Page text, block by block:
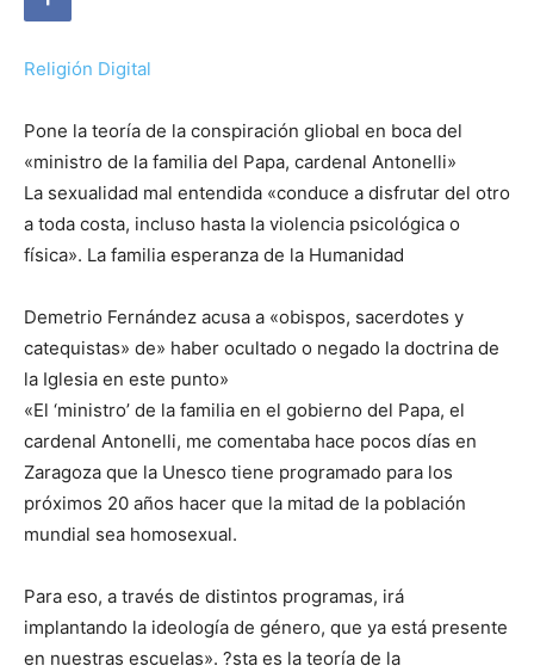
Religión Digital
Pone la teoría de la conspiración gliobal en boca del
«ministro de la familia del Papa, cardenal Antonelli»
La sexualidad mal entendida «conduce a disfrutar del otro
a toda costa, incluso hasta la violencia psicológica o
física». La familia esperanza de la Humanidad
Demetrio Fernández acusa a «obispos, sacerdotes y
catequistas» de» haber ocultado o negado la doctrina de
la Iglesia en este punto»
«El ‘ministro’ de la familia en el gobierno del Papa, el
cardenal Antonelli, me comentaba hace pocos días en
Zaragoza que la Unesco tiene programado para los
próximos 20 años hacer que la mitad de la población
mundial sea homosexual.
Para eso, a través de distintos programas, irá
implantando la ideología de género, que ya está presente
en nuestras escuelas». ?sta es la teoría de la